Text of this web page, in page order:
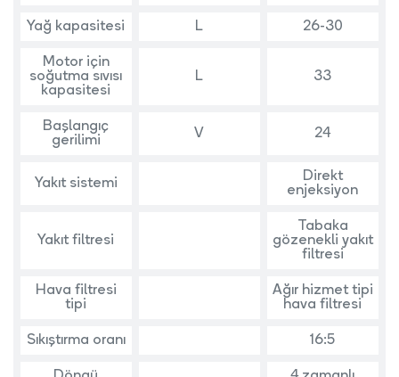
Yağ kapasitesi L 26-30
Motor için
soğutma sıvısı
kapasitesi
L 33
Başlangıç
gerilimi
V 24
Yakıt sistemi
Direkt
enjeksiyon
Yakıt filtresi
Tabaka
gözenekli yakıt
filtresi
Hava filtresi
tipi
Ağır hizmet tipi
hava filtresi
Sıkıştırma oranı 16:5